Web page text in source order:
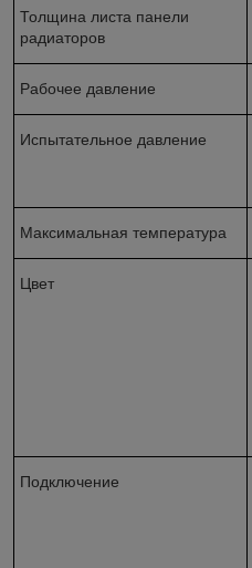
Толщина листа панели
радиаторов
Рабочее давление
Испытательное давление
Максимальная температура
Цвет
Подключение